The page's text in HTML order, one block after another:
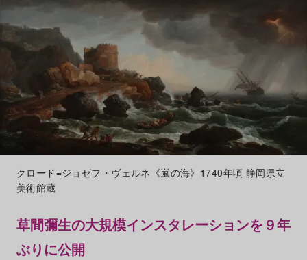
クロード=ジョゼフ・ヴェルネ《嵐の海》1740年頃 静岡県立
美術館蔵
草間彌生の大規模インスタレーションを９年
ぶりに公開